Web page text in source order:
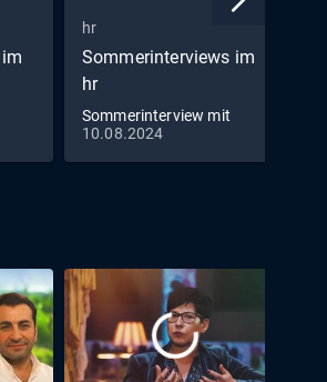
hr
Sommerinterviews im
hr
Sommerinterview mit
Stefan Naas (FDP)
10.08.2024